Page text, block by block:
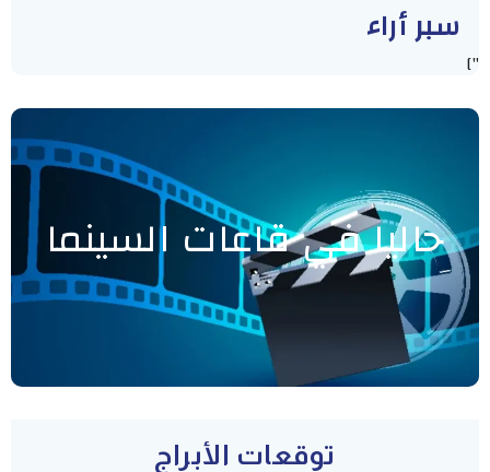
سبر أراء
"]
حاليا في قاعات السينما
توقعات الأبراج